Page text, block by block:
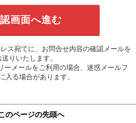
ス宛てに、お問合せ内容の確認メールを
送りいたします。
ーメールをご利用の場合、迷惑メールフ
入る場合があります。
のページの先頭へ